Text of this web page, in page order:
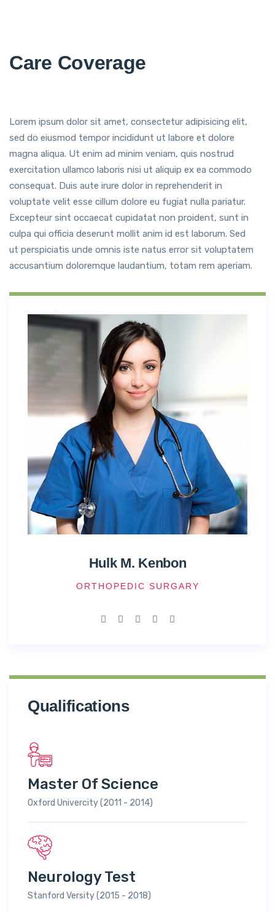
Care Coverage
Lorem ipsum dolor sit amet, consectetur adipisicing elit,
sed do eiusmod tempor incididunt ut labore et dolore
magna aliqua. Ut enim ad minim veniam, quis nostrud
exercitation ullamco laboris nisi ut aliquip ex ea commodo
consequat. Duis aute irure dolor in reprehenderit in
voluptate velit esse cillum dolore eu fugiat nulla pariatur.
Excepteur sint occaecat cupidatat non proident, sunt in
culpa qui officia deserunt mollit anim id est laborum. Sed
ut perspiciatis unde omnis iste natus error sit voluptatem
accusantium doloremque laudantium, totam rem aperiam.
Hulk M. Kenbon
ORTHOPEDIC SURGARY
Qualifications
Master Of Science
Oxford Univercity (2011 - 2014)
Neurology Test
Stanford Versity (2015 - 2018)